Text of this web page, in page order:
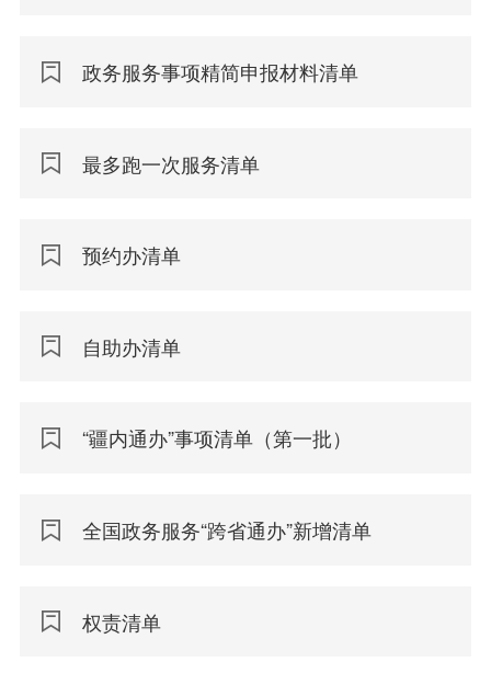
政务服务事项精简申报材料清单
最多跑一次服务清单
预约办清单
自助办清单
“疆内通办”事项清单（第一批）
全国政务服务“跨省通办”新增清单
权责清单